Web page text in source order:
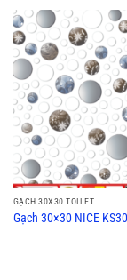
GẠCH 30X30 TOILET
Gạch 30×30 NICE